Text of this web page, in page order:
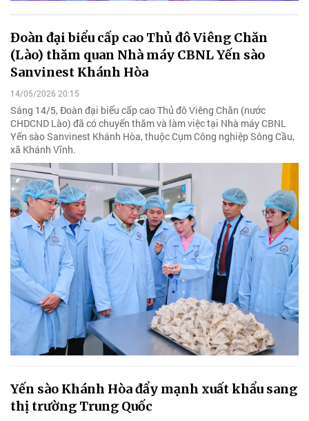
Đoàn đại biểu cấp cao Thủ đô Viêng Chăn
(Lào) thăm quan Nhà máy CBNL Yến sào
Sanvinest Khánh Hòa
14/05/2026 20:15
Sáng 14/5, Đoàn đại biểu cấp cao Thủ đô Viêng Chăn (nước
CHDCND Lào) đã có chuyến thăm và làm việc tại Nhà máy CBNL
Yến sào Sanvinest Khánh Hòa, thuộc Cụm Công nghiệp Sông Cầu,
xã Khánh Vĩnh.
Yến sào Khánh Hòa đẩy mạnh xuất khẩu sang
thị trường Trung Quốc